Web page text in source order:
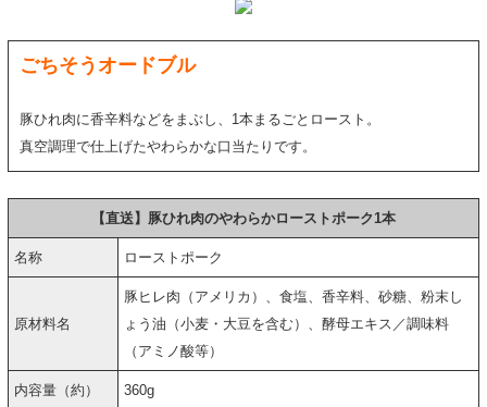
ごちそうオードブル
豚ひれ肉に香辛料などをまぶし、1本まるごとロースト。
真空調理で仕上げたやわらかな口当たりです。
【直送】豚ひれ肉のやわらかローストポーク1本
名称 ローストポーク
原材料名
豚ヒレ肉（アメリカ）、食塩、香辛料、砂糖、粉末し
ょう油（小麦・大豆を含む）、酵母エキス／調味料
（アミノ酸等）
内容量（約） 360g